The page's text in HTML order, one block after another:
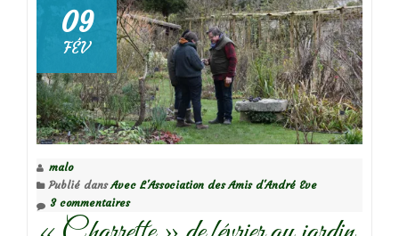
de
Roses
André
Eve,
à
09
FÉV
malo
Publié dansAvec L'Association des Amis d'André Eve
3 commentaires